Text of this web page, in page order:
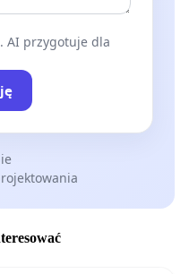
AI przygotuje dla